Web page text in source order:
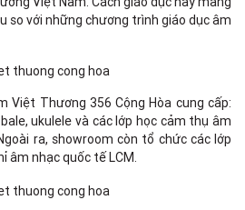
so với những chương trình giáo dục âm
Việt Thương 356 Cộng Hòa cung cấp:
ukulele và các lớp học cảm thụ âm
ra, showroom còn tổ chức các lớp
âm nhạc quốc tế LCM.